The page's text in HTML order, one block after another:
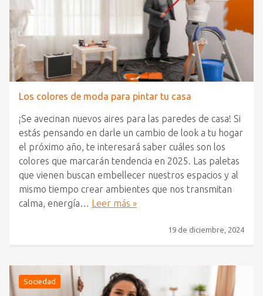
Los colores de moda para pintar tu casa
¡Se avecinan nuevos aires para las paredes de casa! Si
estás pensando en darle un cambio de look a tu hogar
el próximo año, te interesará saber cuáles son los
colores que marcarán tendencia en 2025. Las paletas
que vienen buscan embellecer nuestros espacios y al
mismo tiempo crear ambientes que nos transmitan
calma, energía… Leer más »
19 de diciembre, 2024
Sociedad